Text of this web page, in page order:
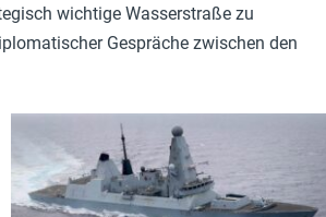
wichtige Wasserstraße zu
Gespräche zwischen den